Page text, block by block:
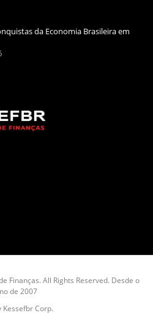
da Economia Brasileira em
Finanças. All Rights Reserved. Desde o
de 2007
Kessefbr Corp.